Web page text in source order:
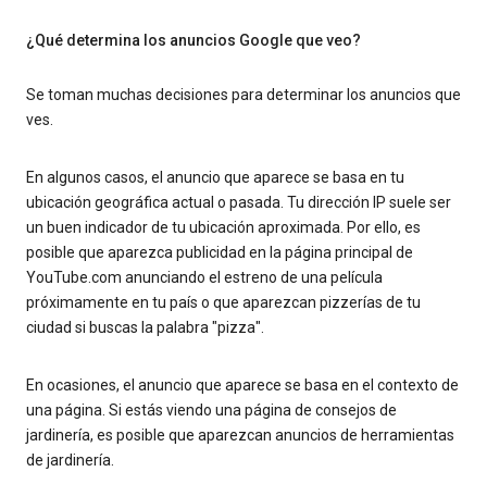
¿Qué determina los anuncios Google que veo?
Se toman muchas decisiones para determinar los anuncios que
ves.
En algunos casos, el anuncio que aparece se basa en tu
ubicación geográfica actual o pasada. Tu dirección IP suele ser
un buen indicador de tu ubicación aproximada. Por ello, es
posible que aparezca publicidad en la página principal de
YouTube.com anunciando el estreno de una película
próximamente en tu país o que aparezcan pizzerías de tu
ciudad si buscas la palabra "pizza".
En ocasiones, el anuncio que aparece se basa en el contexto de
una página. Si estás viendo una página de consejos de
jardinería, es posible que aparezcan anuncios de herramientas
de jardinería.